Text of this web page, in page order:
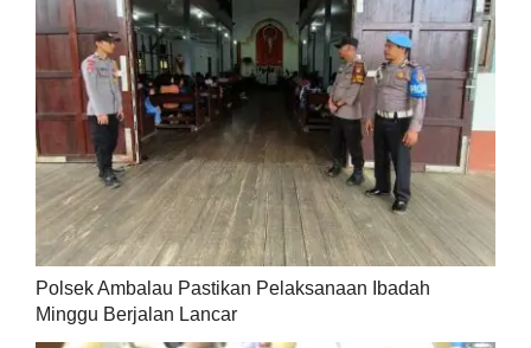
Polsek Ambalau Pastikan Pelaksanaan Ibadah
Minggu Berjalan Lancar